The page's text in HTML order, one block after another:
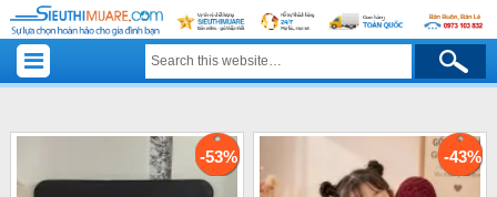
-53% -43%